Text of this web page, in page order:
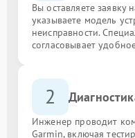
Вы оставляете заявку
указываете модель
неисправности.
согласовывает
2
Инженер проводит
Garmin, включая